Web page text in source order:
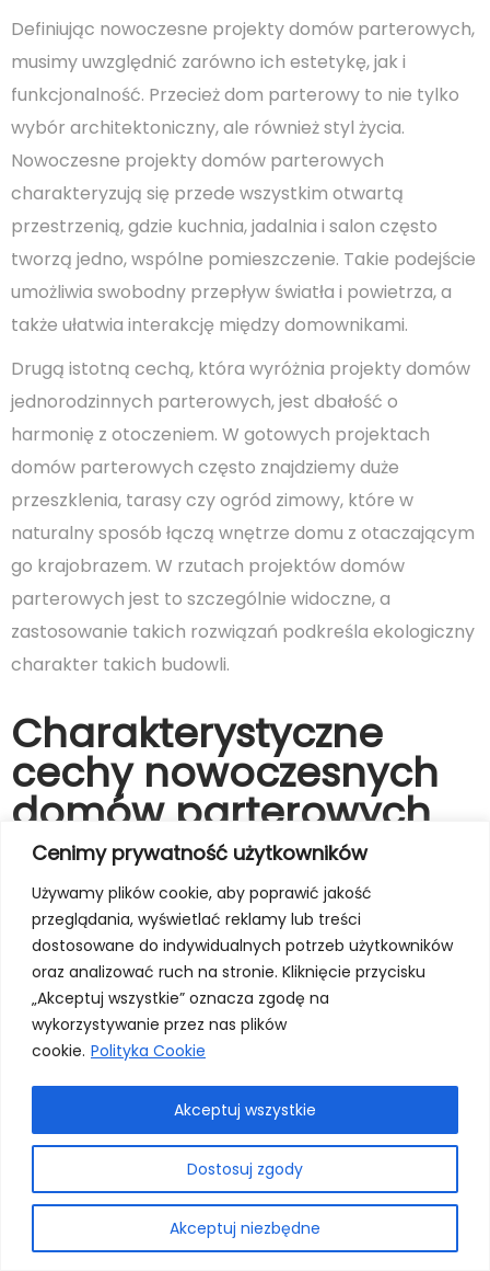
Cenimy prywatność użytkowników
Używamy plików cookie, aby poprawić jakość
przeglądania, wyświetlać reklamy lub treści
dostosowane do indywidualnych potrzeb użytkowników
oraz analizować ruch na stronie. Kliknięcie przycisku
„Akceptuj wszystkie” oznacza zgodę na
wykorzystywanie przez nas plików
cookie. Polityka Cookie
Dostosuj zgody
Akceptuj niezbędne
Akceptuj wszystkie
Definiując nowoczesne projekty domów parterowych,
musimy uwzględnić zarówno ich estetykę, jak i
funkcjonalność. Przecież dom parterowy to nie tylko
wybór architektoniczny, ale również styl życia.
Nowoczesne projekty domów parterowych
charakteryzują się przede wszystkim otwartą
przestrzenią, gdzie kuchnia, jadalnia i salon często
tworzą jedno, wspólne pomieszczenie. Takie podejście
umożliwia swobodny przepływ światła i powietrza, a
także ułatwia interakcję między domownikami.
Drugą istotną cechą, która wyróżnia projekty domów
jednorodzinnych parterowych, jest dbałość o
harmonię z otoczeniem. W gotowych projektach
domów parterowych często znajdziemy duże
przeszklenia, tarasy czy ogród zimowy, które w
naturalny sposób łączą wnętrze domu z otaczającym
go krajobrazem. W rzutach projektów domów
parterowych jest to szczególnie widoczne, a
zastosowanie takich rozwiązań podkreśla ekologiczny
charakter takich budowli.
Charakterystyczne
cechy nowoczesnych
domów parterowych
Gotowy projekt domu parterowego cieszy się
ogromnym zainteresowaniem przyszłych inwestorów.
Zazwyczaj cechuje go przemyślana koncepcja
przestrzenna, dominująca otwarta strefa dzienna.
Wśród planów domów parterowych można znaleźć
rozwiązania, które dostosowują się do różnych
potrzeb mieszkańców, oferując komfort użytkowania i
nowoczesny design.
Drugą charakterystyczną cechą nowoczesnych
domów parterowych jest ich bliskość z naturą. W
projektach domów parterowych dostępnych na
rynku, często znajdziemy dużą ilość przeszklenia,